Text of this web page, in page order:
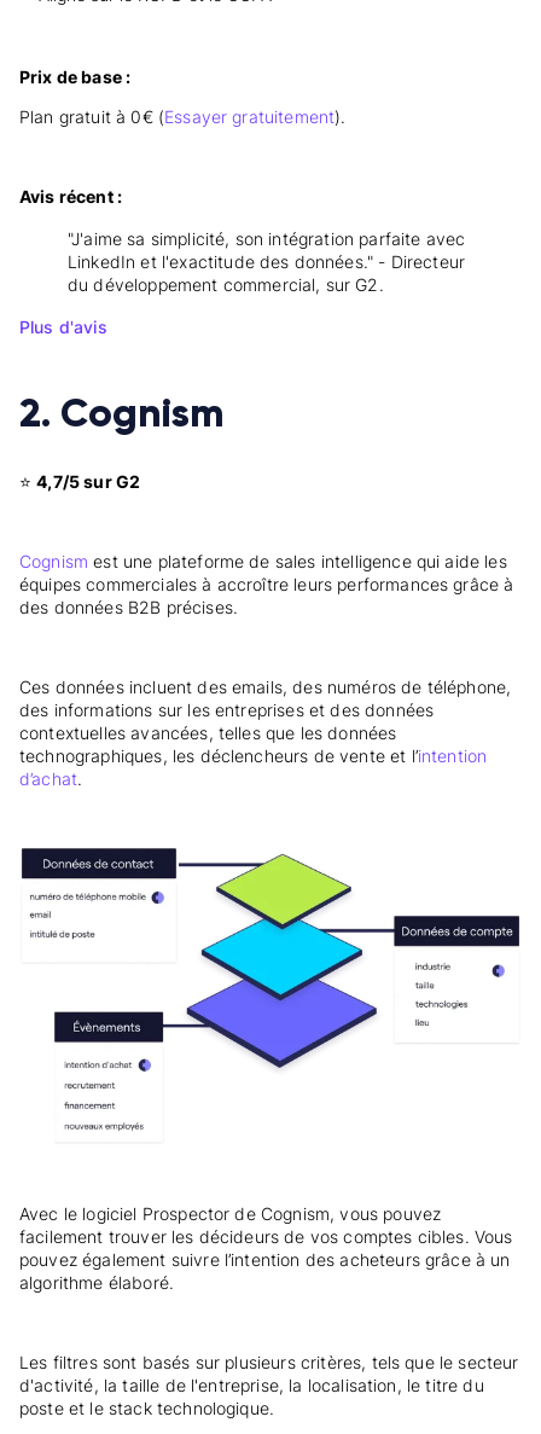
Prix de base :
Plan gratuit à 0€ (Essayer gratuitement).
Avis récent :
"J'aime sa simplicité, son intégration parfaite avec
LinkedIn et l'exactitude des données." - Directeur
du développement commercial, sur G2.
Plus d'avis
2. Cognism
⭐4,7/5 sur G2
Cognism est une plateforme de sales intelligence qui aide les
équipes commerciales à accroître leurs performances grâce à
des données B2B précises.
Ces données incluent des emails, des numéros de téléphone,
des informations sur les entreprises et des données
contextuelles avancées, telles que les données
technographiques, les déclencheurs de vente et l’intention
d’achat.
Avec le logiciel Prospector de Cognism, vous pouvez
facilement trouver les décideurs de vos comptes cibles. Vous
pouvez également suivre l’intention des acheteurs grâce à un
algorithme élaboré.
Les filtres sont basés sur plusieurs critères, tels que le secteur
d'activité, la taille de l'entreprise, la localisation, le titre du
poste et le stack technologique.